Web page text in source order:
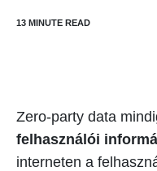
Zero-party data
felhasználói
interneten a